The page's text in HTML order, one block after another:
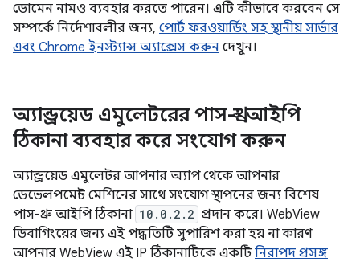
ডোমেন নামও ব্যবহার করতে পারেন। এটি কীভাবে করবেন সে
সম্পর্কে নির্দেশাবলীর জন্য, পোর্ট ফরওয়ার্ডিং সহ স্থানীয় সার্ভার
এবং Chrome ইনস্ট্যান্স অ্যাক্সেস করুন দেখুন।
অ্যান্ড্রয়েড এমুলেটরের পাস-থ্রু আইপি
ঠিকানা ব্যবহার করে সংযোগ করুন
অ্যান্ড্রয়েড এমুলেটর আপনার অ্যাপ থেকে আপনার
ডেভেলপমেন্ট মেশিনের সাথে সংযোগ স্থাপনের জন্য বিশেষ
পাস-থ্রু আইপি ঠিকানা 10.0.2.2 প্রদান করে। WebView
ডিবাগিংয়ের জন্য এই পদ্ধতিটি সুপারিশ করা হয় না কারণ
আপনার WebView এই IP ঠিকানাটিকে একটি নিরাপদ প্রসঙ্গ